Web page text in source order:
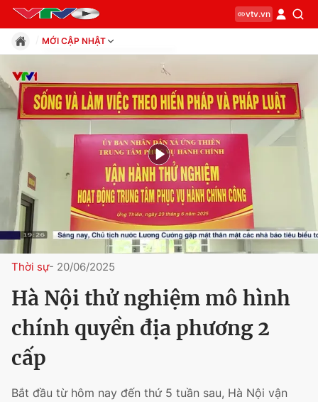
vtv.vn
MỚI CẬP NHẬT
VTV2
VTV3
VTV4
VTV5
VTV5 Tây Nam Bộ
VTV5 Tây Nguyên
VTV7
VTV8
VTV9
VTV Cần Thơ
Thời sự- 20/06/2025
Hà Nội thử nghiệm mô hình
chính quyền địa phương 2
cấp
Bắt đầu từ hôm nay đến thứ 5 tuần sau, Hà Nội vận